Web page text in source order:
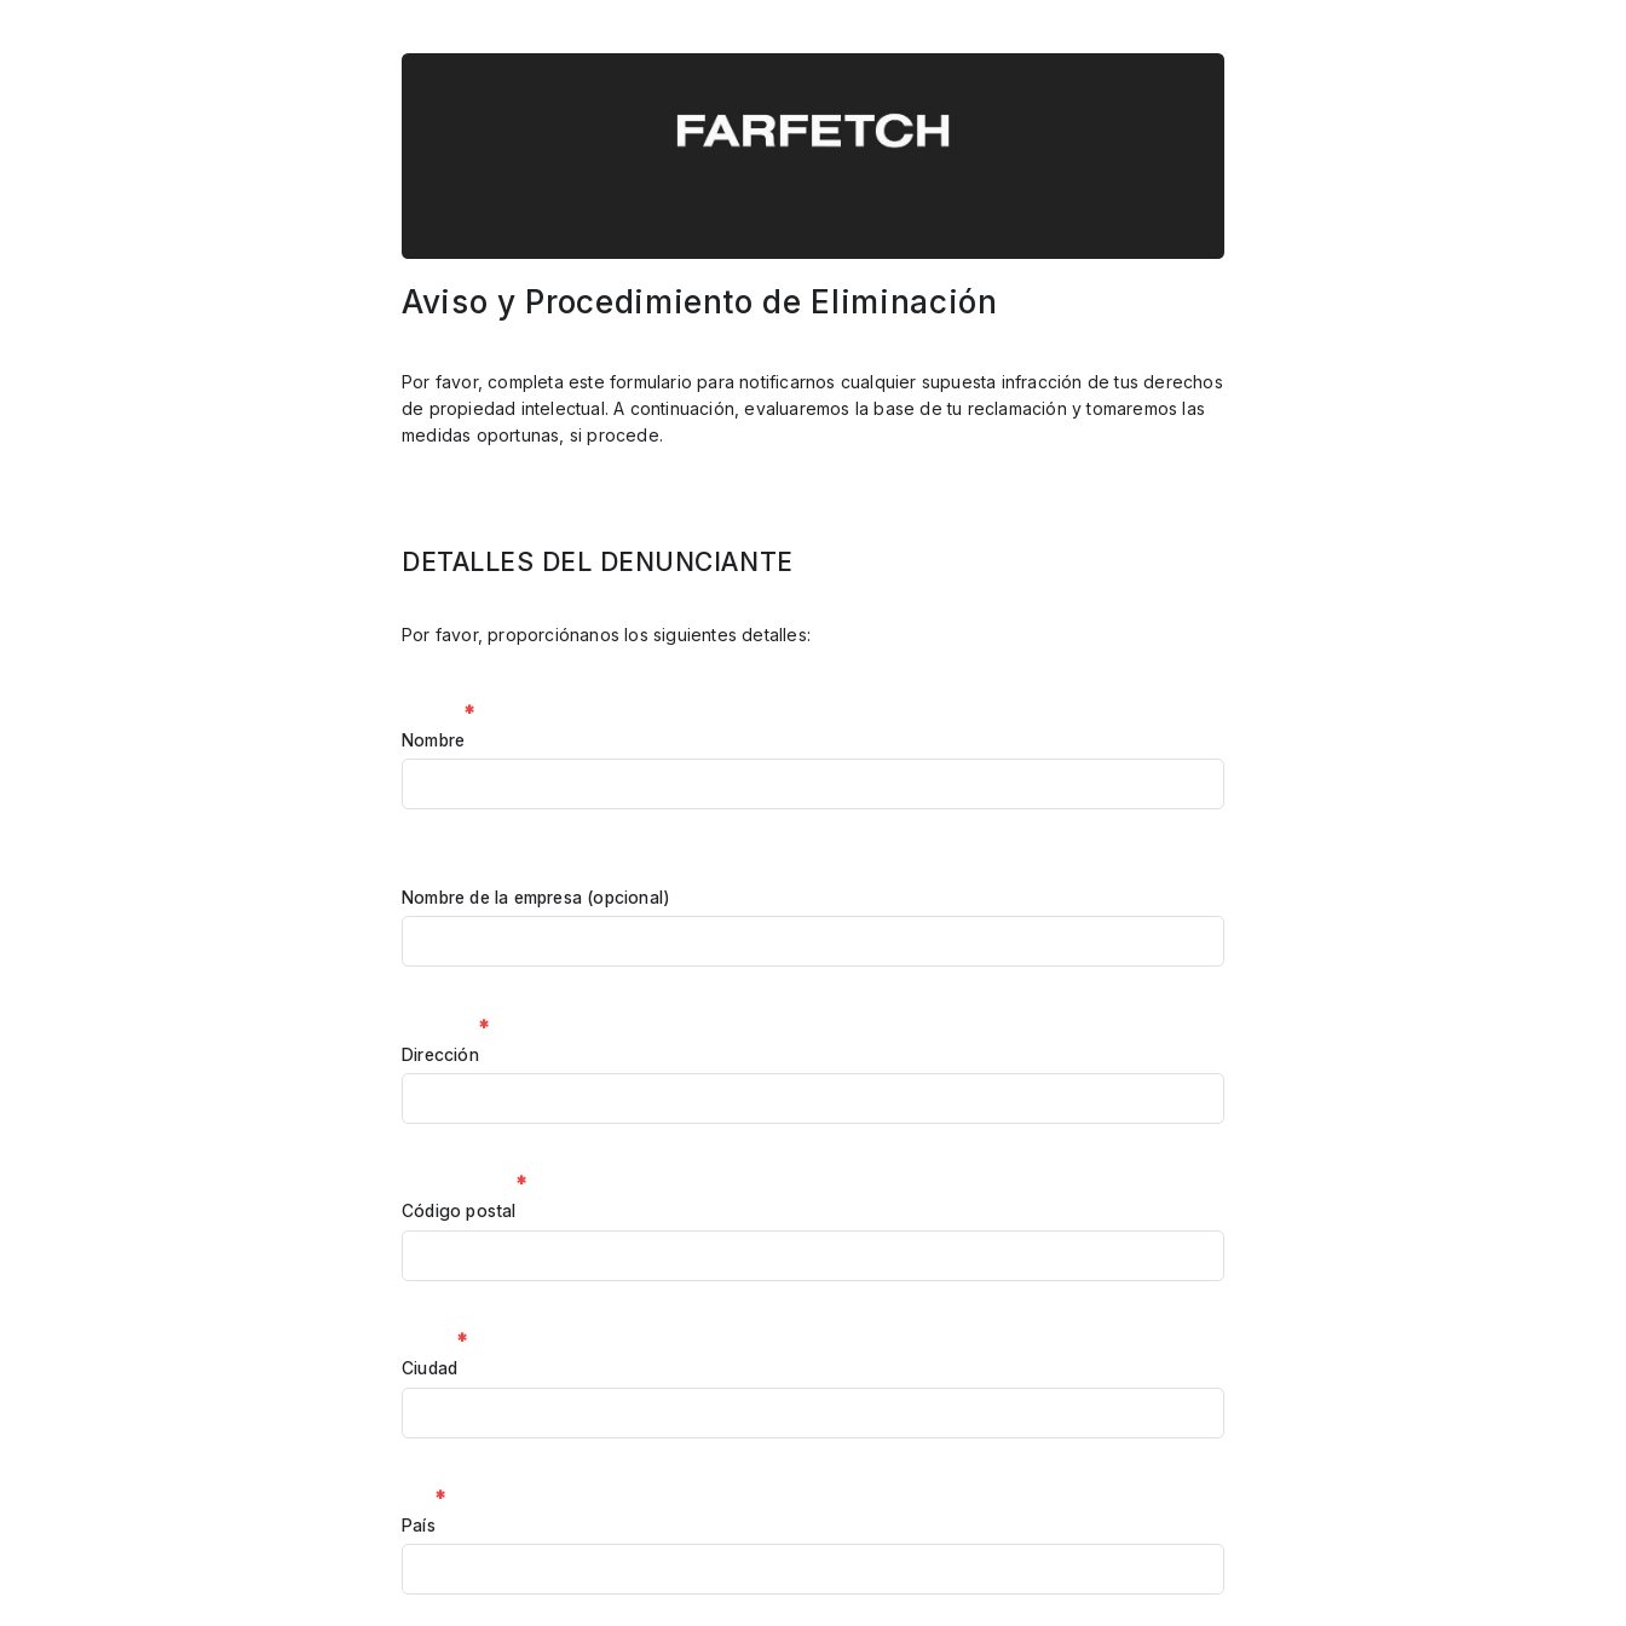
Aviso y Procedimiento de Eliminación
Por favor, completa este formulario para notificarnos cualquier supuesta infracción de tus derechos
de propiedad intelectual. A continuación, evaluaremos la base de tu reclamación y tomaremos las
medidas oportunas, si procede.
DETALLES DEL DENUNCIANTE
Por favor, proporciónanos los siguientes detalles:
Nombre
*
Nombre de la empresa (opcional)
Dirección
*
Código postal
*
Ciudad
*
País
*